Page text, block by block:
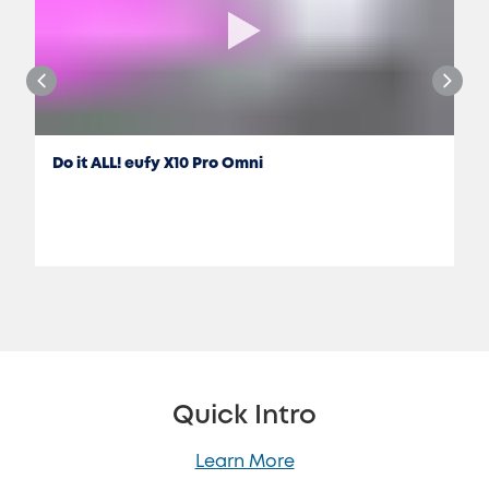
Do it ALL! eufy X10 Pro Omni
Quick Intro
Learn More